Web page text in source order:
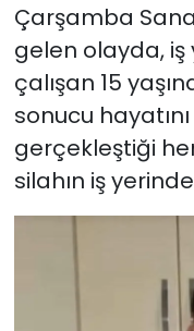
Çarşamba
gelen olayda, iş
çalışan 15
sonucu
gerçekleştiği
silahın iş